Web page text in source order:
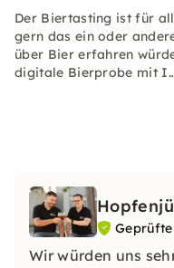
Der Biertasting ist für
gern das ein oder
über Bier erfahren
digitale Bierprobe mit
Wir würden uns